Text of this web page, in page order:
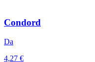
Condord
Da
4,27 €